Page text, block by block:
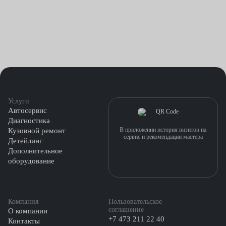
Услуги
Автосервис
Диагностика
Кузовной ремонт
Детейлинг
Дополнительное
оборудование
Компания
О компании
Контакты
Пользовательское
соглашение
+7 473 211 22 40
В приложении история визитов на
сервис и рекомендации мастера